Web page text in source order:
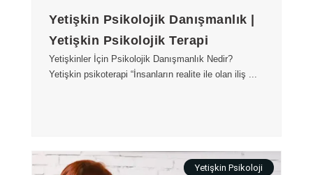
Yetişkin Psikolojik Danışmanlık |
Yetişkin Psikolojik Terapi
Yetişkinler İçin Psikolojik Danışmanlık Nedir?
Yetişkin psikoterapi “İnsanların realite ile olan iliş ...
Yetişkin Psikoloji